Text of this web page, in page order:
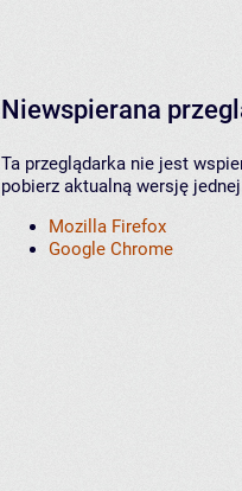
Niewspierana
Ta przeglądarka nie jest
pobierz aktualną wersję
Mozilla Firefox
Google Chrome